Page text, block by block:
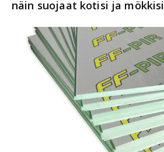
näin suojaat kotisi ja mökkisi